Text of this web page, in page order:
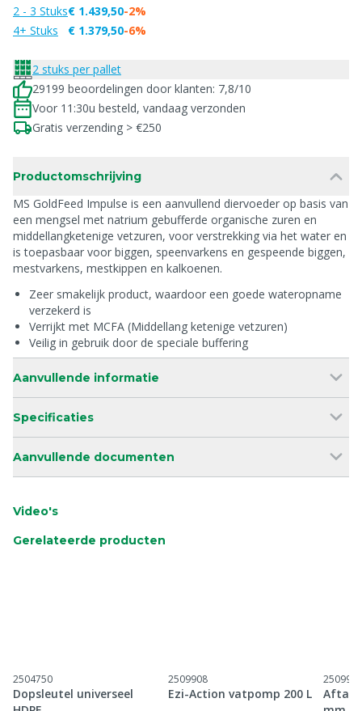
2 - 3 Stuks
4+ Stuks
€ 1.439,50
€ 1.379,50
-2%
-6%
2 stuks per pallet
29199 beoordelingen door klanten: 7,8/10
Voor 11:30u besteld, vandaag verzonden
Gratis verzending > €250
Productomschrijving
MS GoldFeed Impulse is een aanvullend diervoeder op basis van
een mengsel met natrium gebufferde organische zuren en
middellangketenige vetzuren, voor verstrekking via het water en
is toepasbaar voor biggen, speenvarkens en gespeende biggen,
mestvarkens, mestkippen en kalkoenen.
Zeer smakelijk product, waardoor een goede wateropname
verzekerd is
Verrijkt met MCFA (Middellang ketenige vetzuren)
Veilig in gebruik door de speciale buffering
Aanvullende informatie
Specificaties
Aanvullende documenten
Video's
Gerelateerde producten
2504750
Dopsleutel universeel
2509908
Ezi-Action vatpomp 200 L
2509957